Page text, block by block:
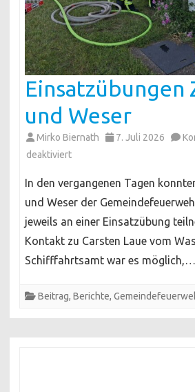
Einsatzübungen
und Weser
Mirko Biernath 7. Juli 2026
deaktiviertfür
Zug
Aller
und
Weser
In den vergangenen Tagen
und Weser der
jeweils an einer Einsatzübung
Kontakt zu Carsten Laue vom
Schifffahrtsamt war es möglich,…
Beitrag, Berichte,